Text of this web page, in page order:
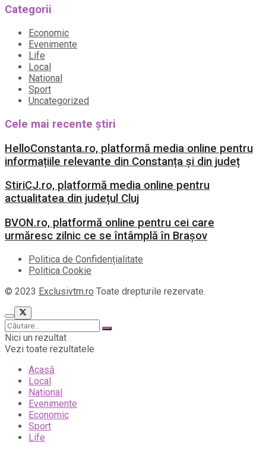
Categorii
Economic
Evenimente
Life
Local
National
Sport
Uncategorized
Cele mai recente știri
HelloConstanta.ro, platformă media online pentru
informațiile relevante din Constanța și din județ
StiriCJ.ro, platformă media online pentru
actualitatea din județul Cluj
BVON.ro, platformă online pentru cei care
urmăresc zilnic ce se întâmplă în Brașov
Politica de Confidențialitate
Politica Cookie
© 2023 Exclusivtm.ro Toate drepturile rezervate.
Nici un rezultat
Vezi toate rezultatele
Acasă
Local
National
Evenimente
Economic
Sport
Life